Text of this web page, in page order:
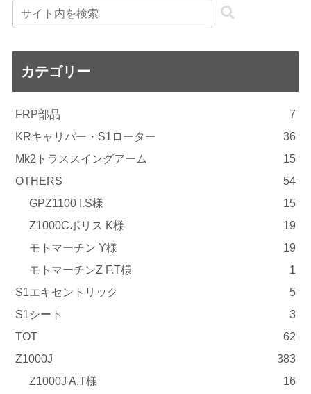
カテゴリー
FRP部品
7
KRキャリパー・S1ローター
36
Mk2トラススイングアーム
15
OTHERS
54
GPZ1100 I.S様
15
Z1000Cポリス K様
19
モトマーチン Y様
19
モトマーチンZ F.T様
1
S1エキセントリック
5
S1シート
3
TOT
62
Z1000J
383
Z1000J A.T様
16